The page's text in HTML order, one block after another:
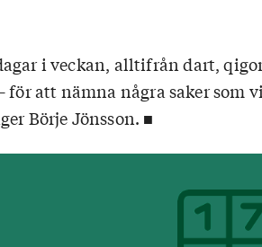
i veckan, alltifrån dart,
för att nämna några saker som
Börje Jönsson. ■